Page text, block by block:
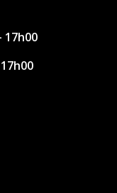
17h00